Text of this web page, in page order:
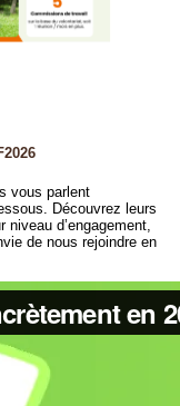
vous parlent
Découvrez leurs
d’engagement,
de nous rejoindre en